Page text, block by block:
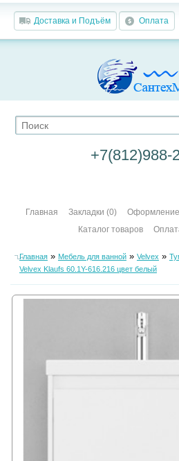
Доставка и Подъём Оплата
+7(812)988-
Главная Закладки (0) Оформление
Каталог товаров
Главная» Мебель для ванной» Velvex»
Velvex Klaufs 60.1Y-616.216 цвет белый